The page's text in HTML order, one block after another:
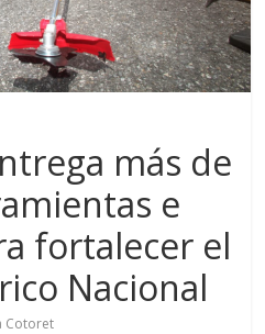
más de
e
fortalecer el
Nacional
Cotoret